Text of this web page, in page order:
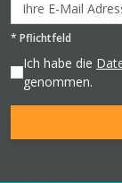
* Pflichtfeld
Ich habe die
genommen.